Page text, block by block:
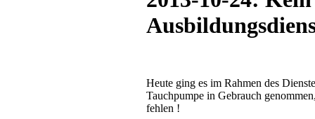
Heute ging es im Rahmen des
Tauchpumpe in Gebrauch
fehlen !